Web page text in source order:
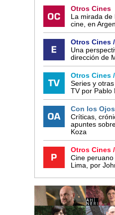
Otros Cines
La mirada de
cine, en
Otros Cines
Una
dirección de
Otros Cines
Series y
TV por Pablo
Con los
Críticas,
apuntes
Koza
Otros Cines
Cine
Lima, por